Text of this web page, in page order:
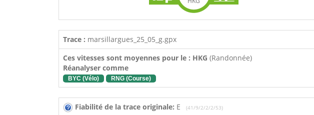
Trace : marsillargues_25_05_g.gpx
Ces vitesses sont moyennes pour le : HKG (Randonnée)
Réanalyser comme
BYC (Vélo) RNG (Course)
Fiabilité de la trace originale: E (41/9/2/2/2/53)